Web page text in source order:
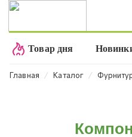
Товар дня
Главная ⁄ Каталог ⁄